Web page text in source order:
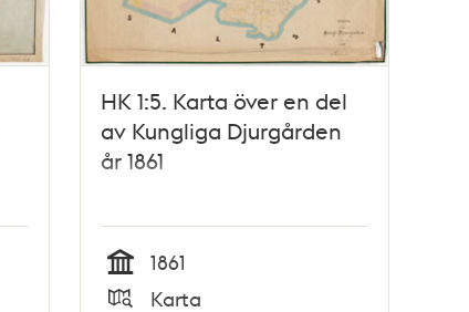
HK 1:5. Karta över en del
av Kungliga Djurgården
år 1861
Tid
1861
Karta